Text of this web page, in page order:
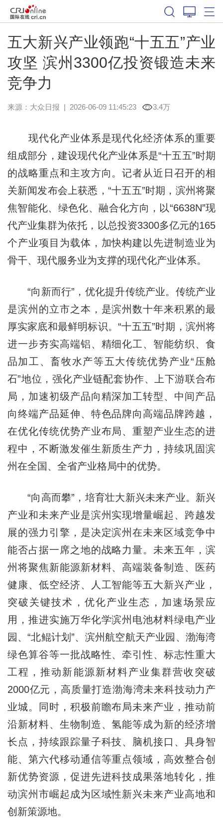
五大新兴产业领跑“十五五”产业
攻坚 滨州3300亿投资锻造未来
竞争力
来源： 大众日报 | 2026-06-09 11:45:23 3.4万
现代化产业体系是现代化经济体系的重要
组成部分，建设现代化产业体系是“十五五”时期
的战略重点和主攻方向。记者从近日召开的相
关新闻发布会上获悉，“十五五”时期，滨州将聚
焦智能化、绿色化、融合化方向，以“6638N”现
代产业集群为依托，以总投资3300多亿元的165
个产业项目为载体，加快构建以先进制造业为
骨干、现代服务业为支撑的现代化产业体系。
“向新而行”，优化提升传统产业。传统产业
是滨州的立市之本，是滨州数十年来积累的最
厚实家底和最鲜明标识。“十五五”时期，滨州将
进一步夯实高端铝、精细化工、智能纺织、食
品加工、畜牧水产等五大传统优势产业“压舱
石”地位，强化产业链配套协作、上下游联合布
局，加速初级产品向精深加工转型、中间产品
向终端产品延伸、特色品牌向高端品牌跨越，
在优化传统优势产业布局、重塑产业生态的进
程中，不断激发催生新质生产力，持续巩固滨
州在全国、全省产业格局中的优势。
“向高而攀”，培育壮大新兴未来产业。新兴
产业和未来产业是滨州实现增量崛起、跨越发
展的强力引擎，是决定滨州在未来区域竞争中
能否占据一席之地的战略力量。未来五年，滨
州将聚焦新能源新材料、高端装备制造、医药
健康、低空经济、人工智能等五大新兴产业，
突破关键技术，优化产业生态，加速场景应
用，推进实施万华化学滨州电池材料绿电产业
园、“北鲲计划”、滨州航空航天产业园、渤海湾
绿色算谷等一批战略性、牵引性、标志性重大
工程，推动新能源新材料产业集群营收突破
2000亿元，高质量打造渤海湾未来科技动力产
业城。同时，积极前瞻布局未来产业，推动前
沿新材料、生物制造、氢能等成为新的经济增
长点，持续跟踪量子科技、脑机接口、具身智
能、第六代移动通信等重点领域，高效整合创
新优势资源，促进先进科技成果落地转化，推
动滨州市崛起成为区域性新兴未来产业高地和
创新策源地。